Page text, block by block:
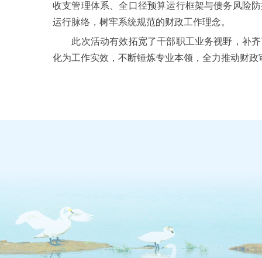
收支管理体系、全口径预算运行框架与债务风险
运行脉络，树牢系统规范的财政工作理念。
此次活动有效拓宽了干部职工业务视野，补齐
化为工作实效，不断锤炼专业本领，全力推动财